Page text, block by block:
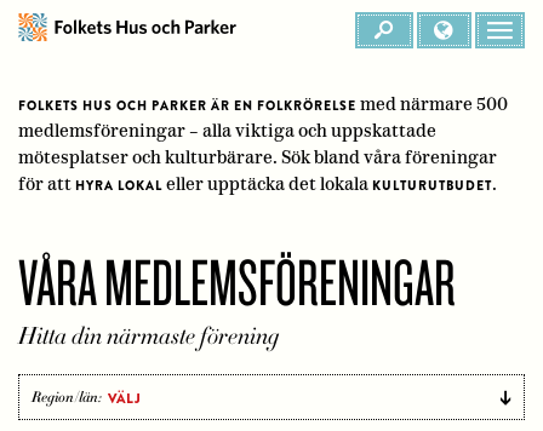
FOLKETS HUS OCH PARKER ÄR EN FOLKRÖRELSE med närmare 500
medlemsföreningar – alla viktiga och uppskattade
mötesplatser och kulturbärare. Sök bland våra föreningar
för att HYRA LOKAL eller upptäcka det lokala KULTURUTBUDET.
VÅRA MEDLEMSFÖRENINGAR
Hitta din närmaste förening
Region/län: